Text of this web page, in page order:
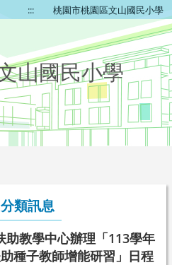
::: 桃園市桃園區文山國民小學
山國民小學
分類訊息
助教學中心辦理「113學年
種子教師增能研習」日程